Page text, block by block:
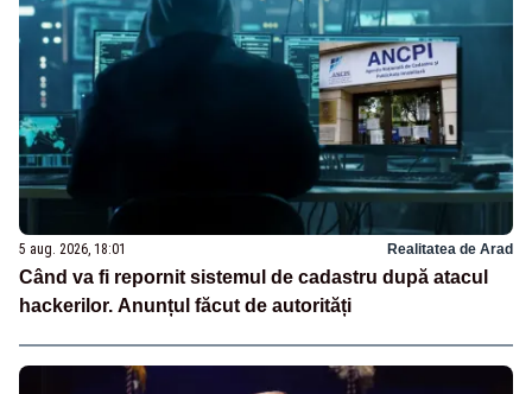
5 aug. 2026, 18:01 Realitatea de Arad
Când va fi repornit sistemul de cadastru după atacul
hackerilor. Anunțul făcut de autorități